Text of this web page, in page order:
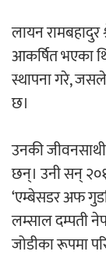
लायन रामबहादुर
आकर्षित भएका
स्थापना गरे, जसले
छ।
उनकी
छन्। उनी सन्
‘एम्बेसडर अफ
लम्साल दम्पती
जोडीका रूपमा